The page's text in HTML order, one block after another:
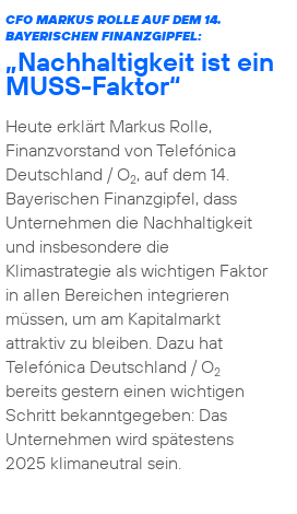
CFO MARKUS ROLLE AUF DEM 14.
BAYERISCHEN FINANZGIPFEL:
„Nachhaltigkeit ist ein
MUSS-Faktor“
Heute erklärt Markus Rolle,
Finanzvorstand von Telefónica
Deutschland / O2, auf dem 14.
Bayerischen Finanzgipfel, dass
Unternehmen die Nachhaltigkeit
und insbesondere die
Klimastrategie als wichtigen Faktor
in allen Bereichen integrieren
müssen, um am Kapitalmarkt
attraktiv zu bleiben. Dazu hat
Telefónica Deutschland / O2
bereits gestern einen wichtigen
Schritt bekanntgegeben: Das
Unternehmen wird spätestens
2025 klimaneutral sein.